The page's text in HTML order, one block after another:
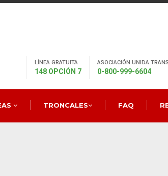
LÍNEA GRATUITA
148 OPCIÓN 7
ASOCIACIÓN UNIDA
0-800-999-6604
TRONCALES FAQ